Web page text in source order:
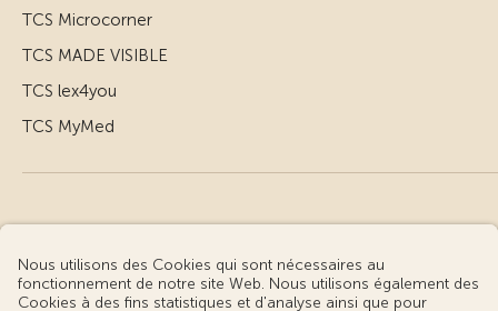
TCS Microcorner
TCS MADE VISIBLE
TCS lex4you
TCS MyMed